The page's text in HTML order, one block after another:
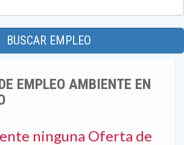
BUSCAR EMPLEO
EMPLEO AMBIENTE EN
ninguna Oferta de